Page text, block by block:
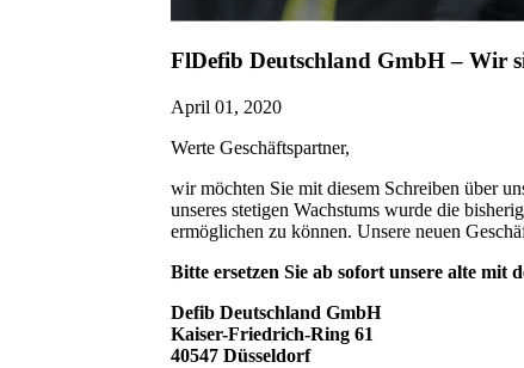
FlDefib Deutschland GmbH – Wir
April 01, 2020
Werte Geschäftspartner,
wir möchten Sie mit diesem Schreiben über
unseres stetigen Wachstums wurde die
ermöglichen zu können. Unsere neuen
Bitte ersetzen Sie ab sofort unsere alte mit
Defib Deutschland GmbH
Kaiser-Friedrich-Ring 61
40547 Düsseldorf